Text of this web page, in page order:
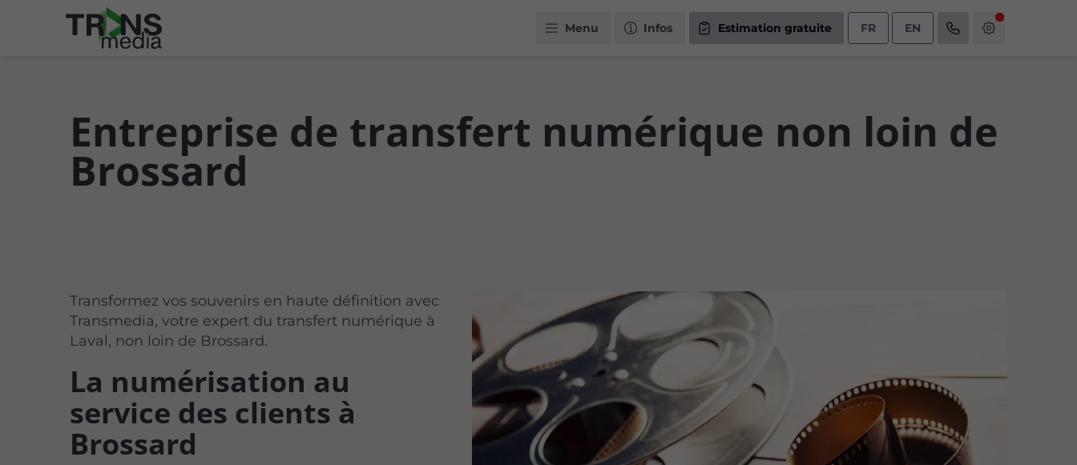
Menu Infos Estimation gratuite FR EN
Entreprise de transfert numérique non loin de
Brossard
Transformez vos souvenirs en haute définition avec
Transmedia, votre expert du transfert numérique à
Laval, non loin de Brossard.
La numérisation au
service des clients à
Brossard